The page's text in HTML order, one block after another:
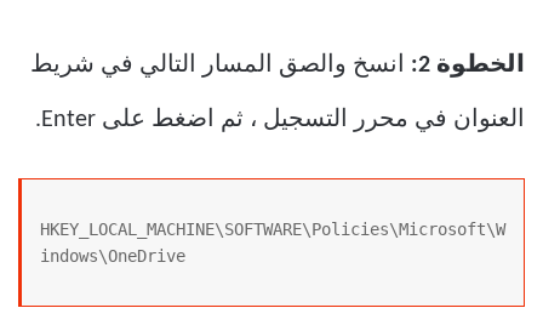
الخطوة 2: انسخ والصق المسار التالي في شريط
العنوان في محرر التسجيل ، ثم اضغط على Enter.
HKEY_LOCAL_MACHINE\SOFTWARE\Policies\Microsoft\W
indows\OneDrive